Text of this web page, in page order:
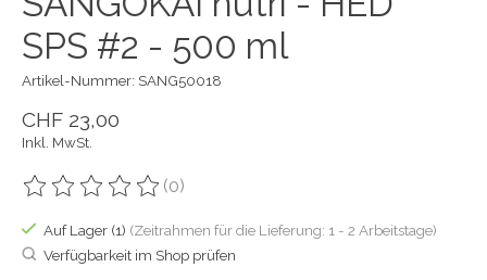
SPS #2 - 500 ml
Artikel-Nummer: SANG50018
CHF 23,00
Inkl. MwSt.
Die Bewertung dieses Produkts ist
(0)
Auf Lager (1) (Zeitrahmen für die Lieferung: 1 - 2 Arbeitstage)
Verfügbarkeit im Shop prüfen